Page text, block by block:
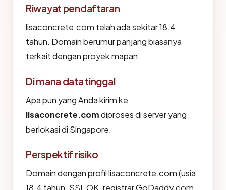
Riwayat pendaftaran
lisaconcrete.com telah ada sekitar 18.4
tahun. Domain berumur panjang biasanya
terkait dengan proyek mapan.
Di mana data tinggal
Apa pun yang Anda kirim ke
lisaconcrete.comdiproses di server yang
berlokasi di Singapore.
Perspektif risiko
Domain dengan profil lisaconcrete.com (usia
18.4 tahun, SSL OK, registrar GoDaddy.com,